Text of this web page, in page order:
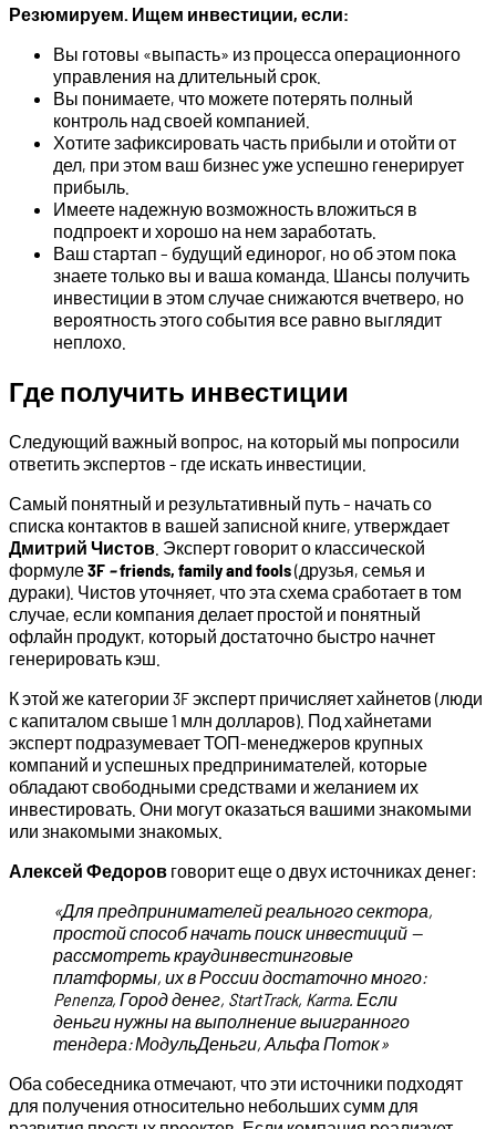
Резюмируем. Ищем инвестиции, если:
Вы готовы «выпасть» из процесса операционного
управления на длительный срок.
Вы понимаете, что можете потерять полный
контроль над своей компанией.
Хотите зафиксировать часть прибыли и отойти от
дел, при этом ваш бизнес уже успешно генерирует
прибыль.
Имеете надежную возможность вложиться в
подпроект и хорошо на нем заработать.
Ваш стартап – будущий единорог, но об этом пока
знаете только вы и ваша команда. Шансы получить
инвестиции в этом случае снижаются вчетверо, но
вероятность этого события все равно выглядит
неплохо.
Где получить инвестиции
Следующий важный вопрос, на который мы попросили
ответить экспертов – где искать инвестиции.
Самый понятный и результативный путь – начать со
списка контактов в вашей записной книге, утверждает
Дмитрий Чистов . Эксперт говорит о классической
формуле3F –friends, family and fools(друзья, семья и
дураки). Чистов уточняет, что эта схема сработает в том
случае, если компания делает простой и понятный
офлайн продукт, который достаточно быстро начнет
генерировать кэш.
К этой же категории 3F эксперт причисляет хайнетов (люди
с капиталом свыше 1 млн долларов). Под хайнетами
эксперт подразумевает ТОП-менеджеров крупных
компаний и успешных предпринимателей, которые
обладают свободными средствами и желанием их
инвестировать. Они могут оказаться вашими знакомыми
или знакомыми знакомых.
Алексей Федоров говорит еще о двух источниках денег:
«Для предпринимателей реального сектора,
простой способ начать поиск инвестиций —
рассмотреть краудинвестинговые
платформы, их в России достаточно много:
Penenza, Город денег, StartTrack, Karma. Если
деньги нужны на выполнение выигранного
тендера: МодульДеньги, Альфа Поток»
Оба собеседника отмечают, что эти источники подходят
для получения относительно небольших сумм для